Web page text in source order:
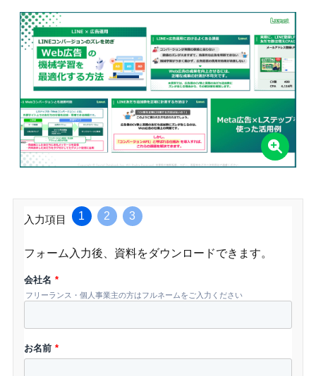
入力項目 1 2 3
フォーム入力後、資料をダウンロードできます。
会社名 *
フリーランス・個人事業主の方はフルネームをご入力ください
お名前 *